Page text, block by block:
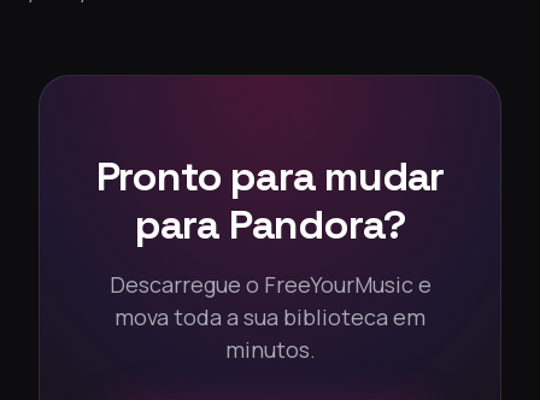
Pronto para mudar
para Pandora?
Descarregue o FreeYourMusic e
mova toda a sua biblioteca em
minutos.